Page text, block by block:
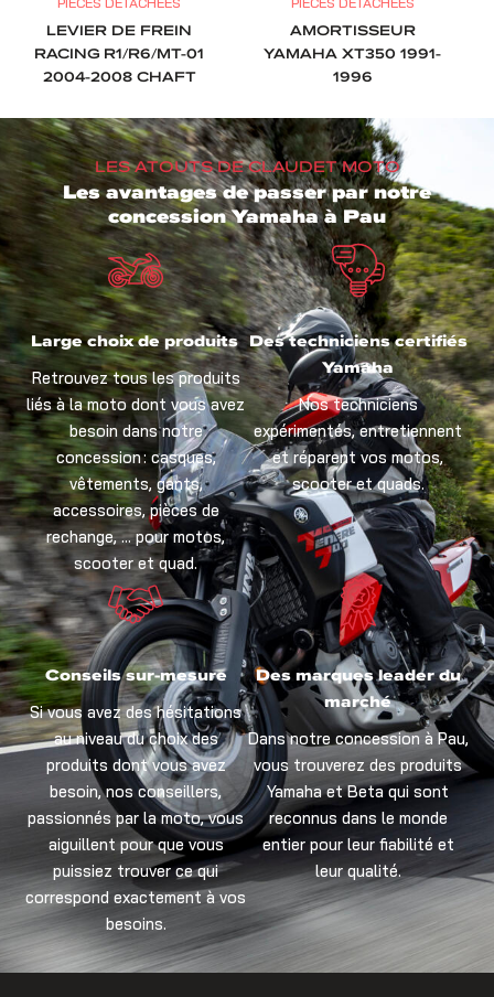
LEVIER DE FREIN
RACING R1/R6/MT-01
2004-2008 CHAFT
AMORTISSEUR
YAMAHA XT350 1991-
1996
LES ATOUTS DE CLAUDET MOTO
Les avantages de passer par notre
concession Yamaha à Pau
Large choix de produits
Retrouvez tous les produits
liés à la moto dont vous avez
besoin dans notre
concession : casques,
vêtements, gants,
accessoires, pièces de
rechange, … pour motos,
scooter et quad.
Des techniciens certifiés
Yamaha
Nos techniciens
expérimentés, entretiennent
et réparent vos motos,
scooter et quads.
Conseils sur-mesure
Si vous avez des hésitations
au niveau du choix des
produits dont vous avez
besoin, nos conseillers,
passionnés par la moto, vous
aiguillent pour que vous
puissiez trouver ce qui
correspond exactement à vos
besoins.
Des marques leader du
marché
Dans notre concession à Pau,
vous trouverez des produits
Yamaha et Beta qui sont
reconnus dans le monde
entier pour leur fiabilité et
leur qualité.